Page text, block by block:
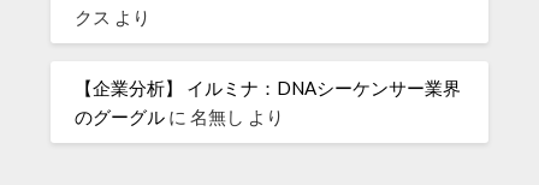
クス より
【企業分析】 イルミナ：DNAシーケンサー業界
のグーグル に名無し より